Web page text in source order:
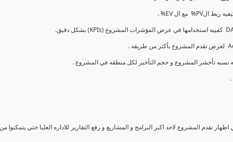
تقدم المشروع لاحد اكبر البرامج و المشاريع و رفع التقارير للاداره العليا حتي